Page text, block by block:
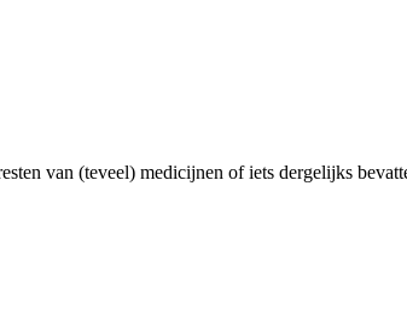
van (teveel) medicijnen of iets dergelijks